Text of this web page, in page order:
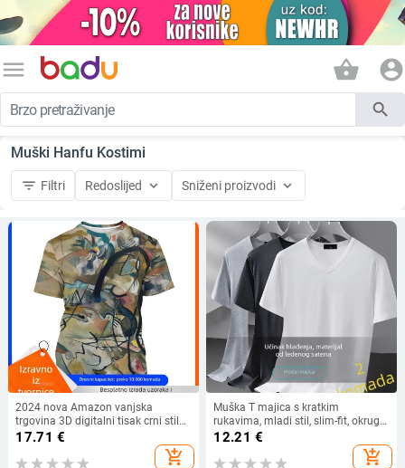
menu shopping_basket account_circle
search
Muški Hanfu Kostimi
filter_list Filtri Redoslijed keyboard_arrow_down Sniženi proizvodi keyboard_arrow_down
2024 nova Amazon vanjska
trgovina 3D digitalni tisak crni stil
element majica europske i američke
17.71 €
add_shopping_cart
Muška T majica s kratkim
rukavima, mladi stil, slim-fit, okrugli
izrez, brzo sušenje poliestera, ljeto
12.21 €
add_shopping_cart